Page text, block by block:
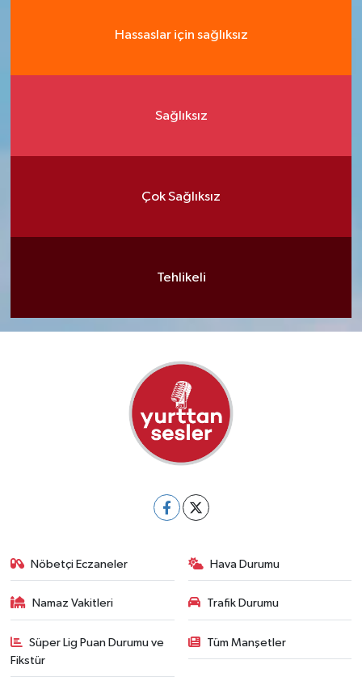
Hassaslar için sağlıksız
Sağlıksız
Çok Sağlıksız
Tehlikeli
Nöbetçi Eczaneler Hava Durumu
Namaz Vakitleri Trafik Durumu
Süper Lig Puan Durumu ve
Fikstür
Tüm Manşetler